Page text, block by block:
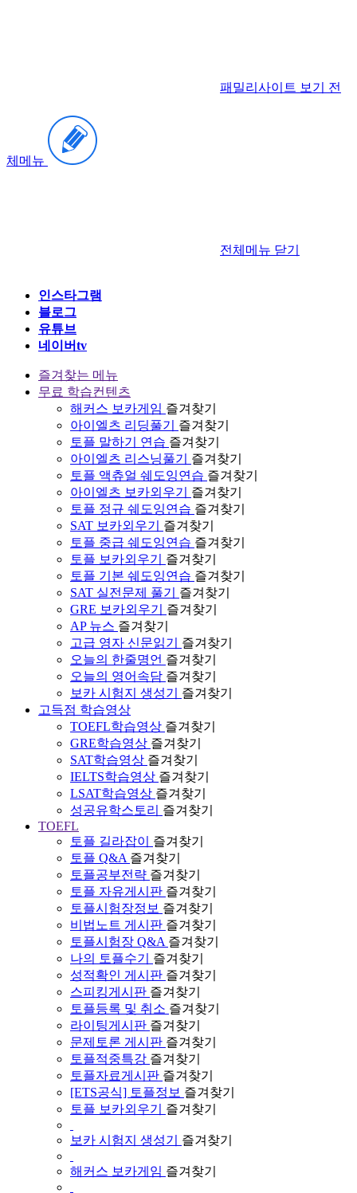
패밀리사이트 보기 전
체메뉴
전체메뉴 닫기
인스타그램
블로그
유튜브
네이버tv
즐겨찾는 메뉴
무료 학습컨텐츠
해커스 보카게임 즐겨찾기
아이엘츠 리딩풀기
즐겨찾기
토플 말하기 연습 즐겨찾기
아이엘츠 리스닝풀기
즐겨찾기
토플 액츄얼 쉐도잉연습 즐겨찾기
아이엘츠 보카외우기
즐겨찾기
토플 정규 쉐도잉연습 즐겨찾기
SAT 보카외우기
즐겨찾기
토플 중급 쉐도잉연습 즐겨찾기
토플 보카외우기
즐겨찾기
토플 기본 쉐도잉연습 즐겨찾기
SAT 실전문제 풀기
즐겨찾기
GRE 보카외우기
즐겨찾기
AP 뉴스 즐겨찾기
고급 영자 신문읽기
즐겨찾기
오늘의 한줄명언 즐겨찾기
오늘의 영어속담 즐겨찾기
보카 시험지 생성기
즐겨찾기
고득점 학습영상
TOEFL학습영상 즐겨찾기
GRE학습영상 즐겨찾기
SAT학습영상 즐겨찾기
IELTS학습영상 즐겨찾기
LSAT학습영상 즐겨찾기
성공유학스토리 즐겨찾기
TOEFL
토플 길라잡이
즐겨찾기
토플 Q&A 즐겨찾기
토플공부전략 즐겨찾기
토플 자유게시판 즐겨찾기
토플시험장정보 즐겨찾기
비법노트 게시판 즐겨찾기
토플시험장 Q&A 즐겨찾기
나의 토플수기
즐겨찾기
성적확인 게시판 즐겨찾기
스피킹게시판 즐겨찾기
토플등록 및 취소 즐겨찾기
라이팅게시판 즐겨찾기
문제토론 게시판 즐겨찾기
토플적중특강 즐겨찾기
토플자료게시판 즐겨찾기
[ETS공식] 토플정보 즐겨찾기
토플 보카외우기
즐겨찾기
보카 시험지 생성기 즐겨찾기
해커스 보카게임 즐겨찾기